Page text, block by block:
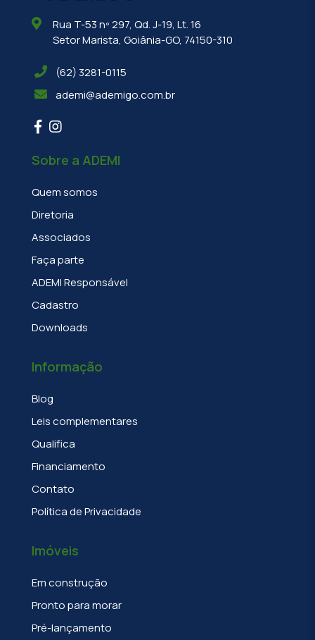
Rua T-53 nº 297, Qd. J-19, Lt. 16
Setor Marista, Goiânia-GO, 74150-310
(62) 3281-0115
ademi@ademigo.com.br
Sobre a ADEMI
Quem somos
Diretoria
Associados
Faça parte
ADEMI Responsável
Cadastro
Downloads
Informação
Blog
Leis complementares
Qualifica
Financiamento
Contato
Política de Privacidade
Imóveis
Em construção
Pronto para morar
Pré-lançamento